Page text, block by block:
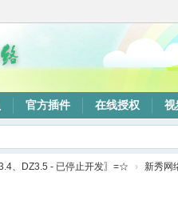
官方插件 在线授权 视
、DZ3.5 - 已停止开发〗=☆ › 新秀网